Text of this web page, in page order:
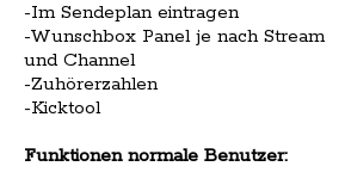
-Im Sendeplan eintragen
-Wunschbox Panel je nach Stream
und Channel
-Zuhörerzahlen
-Kicktool
Funktionen normale Benutzer: